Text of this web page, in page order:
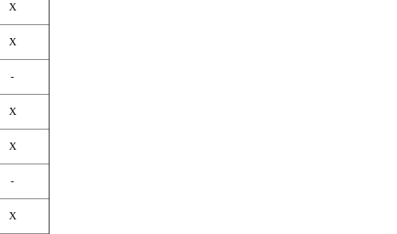
X
X
-
X
X
-
X